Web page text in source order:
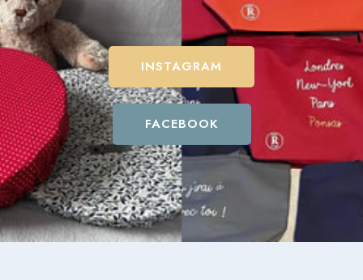
INSTAGRAM
FACEBOOK